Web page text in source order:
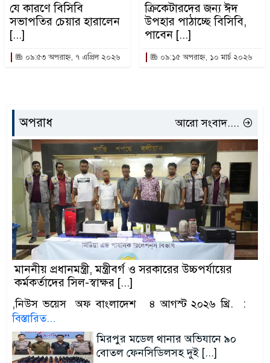
যে কারণে বিসিবি
সভাপতির চেয়ার হারালেন
[...]
০৯:৫৩ অপরাহ্ন, ৭ এপ্রিল ২০২৬
ক্রিকেটারদের জন্য ঈদ
উপহার পাঠাচ্ছে বিসিবি,
পাবেন [...]
০৯:১৫ অপরাহ্ন, ১০ মার্চ ২০২৬
অপরাধ আরো সংবাদ....
মাননীয় প্রধানমন্ত্রী, মন্ত্রীবর্গ ও সরকারের উচ্চপর্যায়ের
কর্মকর্তাদের সিল-স্বাক্ষর [...]
,নিউস ভয়েস অফ বাংলাদেশ ৪ আগস্ট ২০২৬ খ্রি. :
বিস্তারিত...
মিরপুর মডেল থানার অভিযানে ৯০
বোতল ফেনসিডিলসহ দুই [...]